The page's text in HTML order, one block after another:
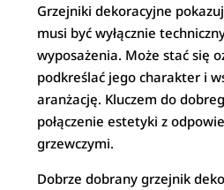
Grzejniki dekoracyjne
musi być wyłącznie
wyposażenia. Może stać się
podkreślać jego charakter i
aranżację. Kluczem do
połączenie estetyki z
grzewczymi.
Dobrze dobrany grzejnik